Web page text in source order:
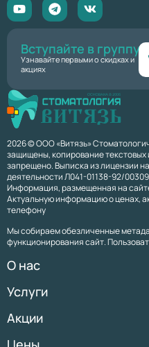
2026 © ООО «Витязь»
защищены, копирование
запрещено. Выписка из лицензии
деятельности Л041-01138-92/
Информация, размещенная на
Актуальную информацию о ценах,
телефону
Мы собираем обезличенные
функционирования сайт.
О нас
Услуги
Акции
Вступайте в группу
Узнавайте первыми о скидках и
акциях